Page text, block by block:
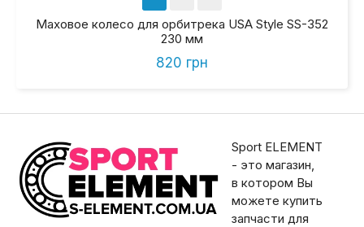
Маховое колесо для орбитрека USA Style SS-352
230 мм
820 грн
Sport ELEMENT
- это магазин,
в котором Вы
можете купить
запчасти для